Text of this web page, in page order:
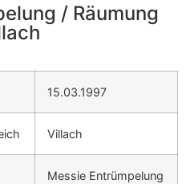
/ Räumung
15.03.1997
Villach
Messie Entrümpelung